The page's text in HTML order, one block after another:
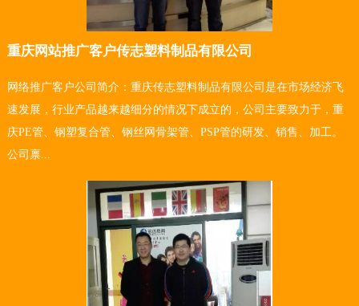
重庆网站推广客户传志塑料制品有限公司
网络推广客户公司简介：重庆传志塑料制品有限公司是在市场经济飞
速发展，行业产品越来越细分的情况下成立的，公司主要致力于，重
庆PE管、钢塑复合管、钢丝网骨架管、PSP管的研发、销售、加工。
公司禀...